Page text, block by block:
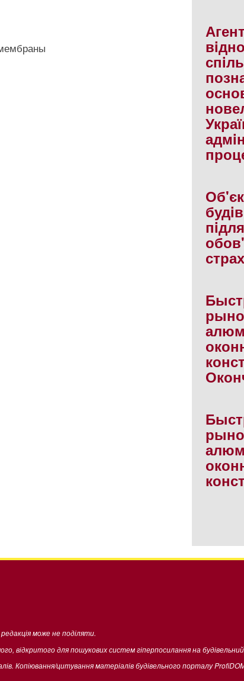
може не поділяти.
відкритого для пошукових систем гіперпосилання на
Копіювання/цитування матеріалів будівельного порталу